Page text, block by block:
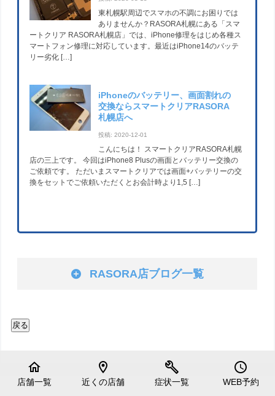
東札幌駅周辺でスマホの不調にお困りでは
ありませんか？RASORA札幌にある「スマ
ートクリア RASORA札幌店」では、iPhone修理をはじめ各種ス
マートフォン修理に対応しています。最近はiPhone14のバッテ
リー劣化 […]
iPhoneのバッテリー、画面割れの
交換ならスマートクリアRASORA
札幌店へ
投稿: 2020-12-01
こんにちは！ スマートクリアRASORA札幌
店の三上です。 今回はiPhone8 Plusの画面とバッテリー交換の
ご依頼です。 ただいまスマートクリアでは画面+バッテリーの交
換をセットでご依頼いただくとお会計時より1,5 […]
RASORA店ブログ一覧
home
店舗一覧
location_on
近くの店舗
build
症状一覧
schedule
WEB予約